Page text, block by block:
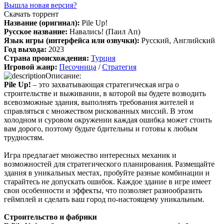
благодарность ✔
cord: Boycenunse,
Да, сделано. Добавил саундтрек Need for Speed: Most Wanted
Soundtrack (OST):
скачать
Представлено несколько ссылок на скачивание (торрент,
архив и FLAC), но основной – Unofficial Game Soundtrack
OST. На странице можно послушать онлайн полную версию,
включая треки от Paul Linford
Сборник получился добротный, наслаждайтесь!
Boycenunse:Добавьте пожалуйста саундтрек из игры NFS
Most Wanted, которая 2005 года.
Mifman:Добро пожаловать на игровой сайт mifman.ru
Делитесь играми с друзьями и добавляйте сайт в избранное.
В этом чате Вы можете общаться. Пишите свои отзывы и
Вышла новая версия?
Скачать торрент
Название (оригинал): Pile Up!
Русское название: Навались! (Паил Ап)
Язык игры (интерфейса или озвучки): Русский, Английский
Год выхода: 2023
Страна происхождения: Турция
Игровой жанр: Песочница /Стратегия
Описание:
Pile Up! – это захватывающая стратегическая игра о
строительстве и выживании, в которой вы будете возводить
всевозможные здания, выполнять требования жителей и
справляться с множеством рискованных миссий. В этом
холодном и суровом окружении каждая ошибка может стоить
вам дорого, поэтому будьте бдительны и готовы к любым
трудностям.
Игра предлагает множество интересных механик и
возможностей для стратегического планирования. Размещайте
здания в уникальных местах, пробуйте разные комбинации и
старайтесь не допускать ошибок. Каждое здание в игре имеет
свои особенности и эффекты, что позволяет разнообразить
геймплей и сделать ваш город по-настоящему уникальным.
Строительство и фабрики